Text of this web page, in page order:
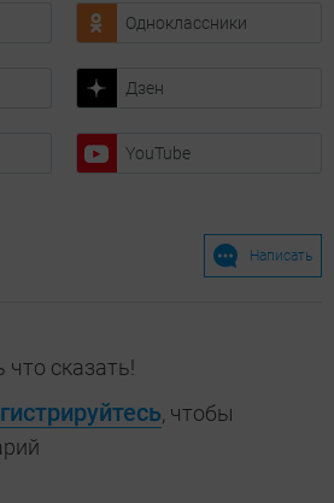
Одноклассники
Дзен
YouTube
Написать
сказать!
, чтобы